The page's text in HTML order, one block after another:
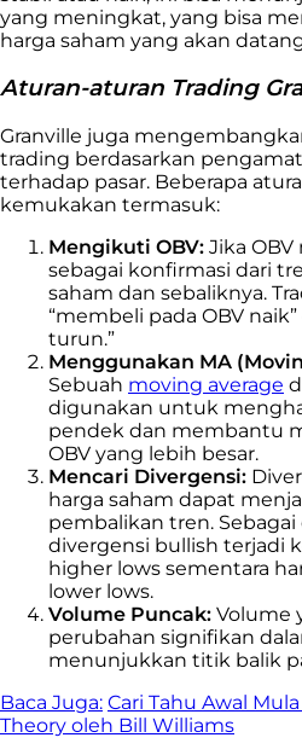
yang meningkat, yang bisa
harga saham yang akan
Aturan-aturan Trading
Granville juga
trading berdasarkan
terhadap pasar. Beberapa
kemukakan termasuk:
Mengikuti OBV: Jika
sebagai konfirmasi dari
saham dan sebaliknya.
“membeli pada OBV
turun.”
Menggunakan MA
Sebuah moving average
digunakan untuk
pendek dan membantu
OBV yang lebih besar.
Mencari Divergensi:
harga saham dapat
pembalikan tren.
divergensi bullish terjadi
higher lows sementara
lower lows.
Volume Puncak: Volume
perubahan signifikan
menunjukkan titik balik
Baca Juga: Cari Tahu Awal
Theory oleh Bill Williams